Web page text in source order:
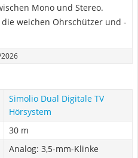
Mono und Stereo.
weichen Ohrschützer und -
Simolio Dual Digitale TV
Hörsystem
30 m
Analog: 3,5-mm-Klinke